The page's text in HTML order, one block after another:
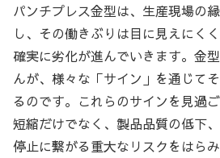
パンチプレス金型は、生産現場の
し、その働きぶりは目に見えにく
確実に劣化が進んでいきます。金
んが、様々な「サイン」を通じて
るのです。これらのサインを見過
短縮だけでなく、製品品質の低下
停止に繋がる重大なリスクをはらみ